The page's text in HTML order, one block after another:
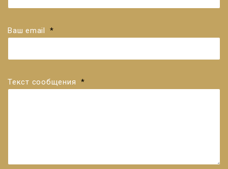
Ваш email *
Текст сообщения *